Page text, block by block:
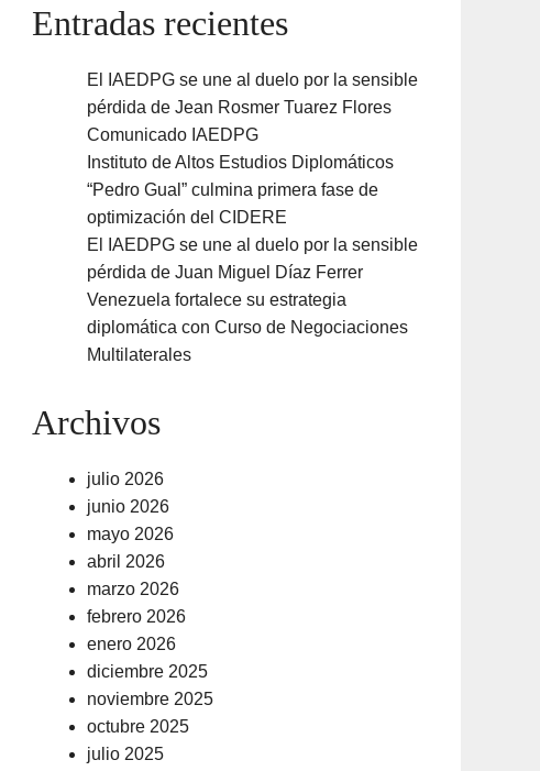
Entradas recientes
El IAEDPG se une al duelo por la sensible
pérdida de Jean Rosmer Tuarez Flores
Comunicado IAEDPG
Instituto de Altos Estudios Diplomáticos
“Pedro Gual” culmina primera fase de
optimización del CIDERE
El IAEDPG se une al duelo por la sensible
pérdida de Juan Miguel Díaz Ferrer
Venezuela fortalece su estrategia
diplomática con Curso de Negociaciones
Multilaterales
Archivos
julio 2026
junio 2026
mayo 2026
abril 2026
marzo 2026
febrero 2026
enero 2026
diciembre 2025
noviembre 2025
octubre 2025
julio 2025